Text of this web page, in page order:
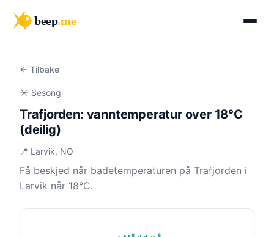
beep.me
← Tilbake
☀️ Sesong·
Trafjorden: vanntemperatur over 18°C
(deilig)
📍 Larvik, NO
Få beskjed når badetemperaturen på Trafjorden i
Larvik når 18°C.